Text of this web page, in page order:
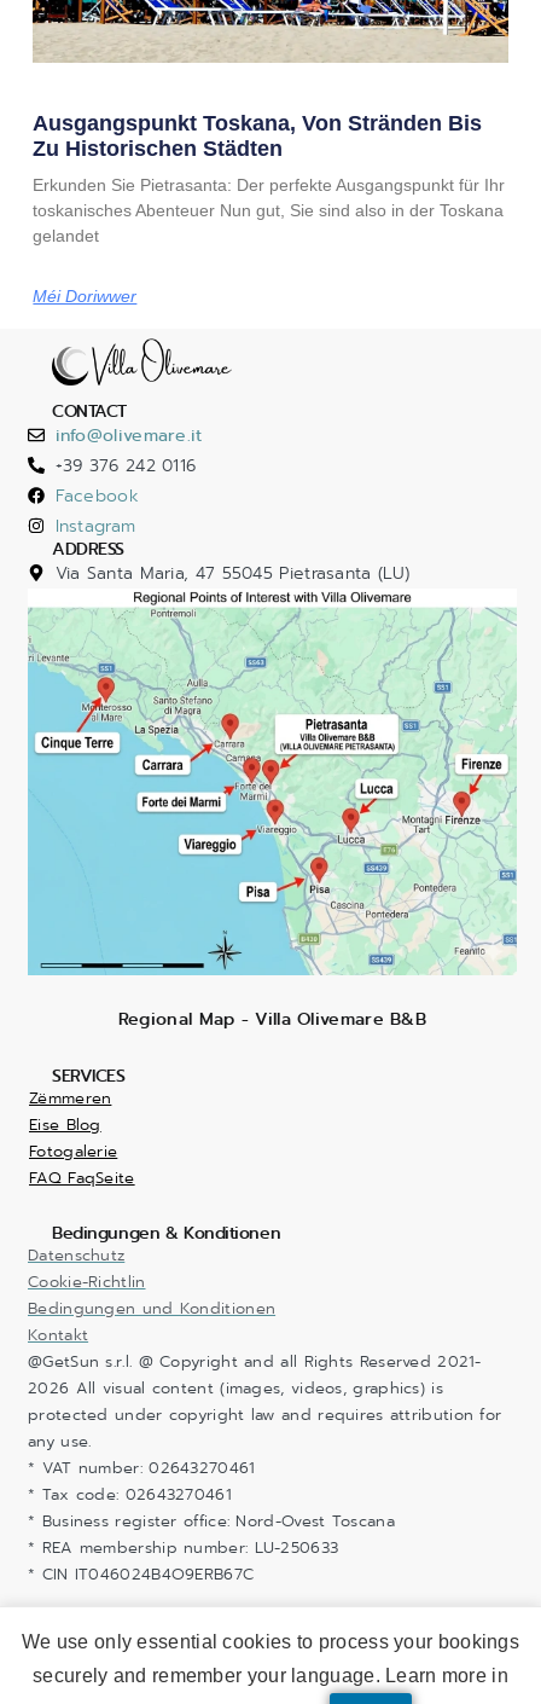
Ausgangspunkt Toskana, Von Stränden Bis
Zu Historischen Städten
Erkunden Sie Pietrasanta: Der perfekte Ausgangspunkt für Ihr
toskanisches Abenteuer Nun gut, Sie sind also in der Toskana
gelandet
Méi Doriwwer
CONTACT
info@olivemare.it
+39 376 242 0116
Facebook
Instagram
ADDRESS
Via Santa Maria, 47 55045 Pietrasanta (LU)
Regional Map - Villa Olivemare B&B
SERVICES
Zëmmeren
Eise Blog
Fotogalerie
FAQ FaqSeite
Bedingungen & Konditionen
Datenschutz
Cookie-Richtlin
Bedingungen und Konditionen
Kontakt
@GetSun s.r.l. @ Copyright and all Rights Reserved 2021-
2026 All visual content (images, videos, graphics) is
protected under copyright law and requires attribution for
any use.
* VAT number: 02643270461
* Tax code: 02643270461
* Business register office: Nord-Ovest Toscana
* REA membership number: LU-250633
* CIN IT046024B4O9ERB67C
We use only essential cookies to process your bookings
securely and remember your language. Learn more in